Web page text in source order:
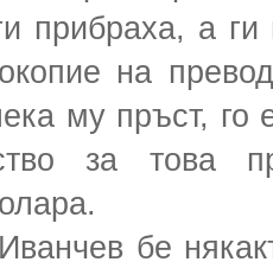
прибраха, а
на
му пръст, го
за това
бе